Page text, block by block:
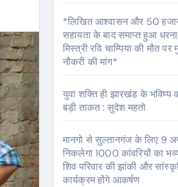
*लिखित आश्वासन और 50
सहायता के बाद समाप्त हुआ
मिस्त्री रवि चाम्पिया की मौत
नौकरी की मांग*
युवा शक्ति ही झारखंड के भविष्य
बड़ी ताकत : सुदेश महतो
मानगो से सुल्तानगंज के लिए 9
निकलेगा 1000 कांवरियों का
शिव परिवार की झांकी और
कार्यक्रम होंगे आकर्षण